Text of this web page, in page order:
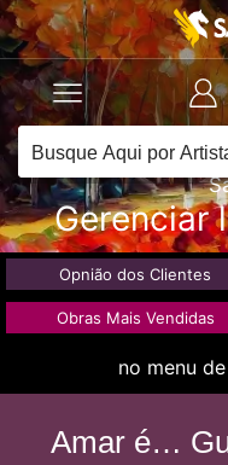
Gerenciar
Opnião dos Clientes
Obras Mais Vendidas
no menu
Amar é…